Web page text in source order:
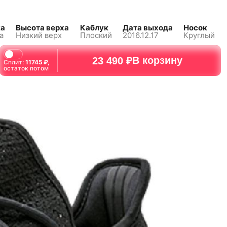
Высота верха
Низкий верх
Каблук
Плоский
Дата выхода
2016.12.17
Носок
Круглый
Сплит:11745 ₽,
остаток потом
23 490 ₽В корзину